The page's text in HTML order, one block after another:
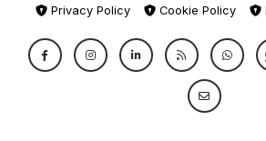
Privacy Policy
Cookie Policy